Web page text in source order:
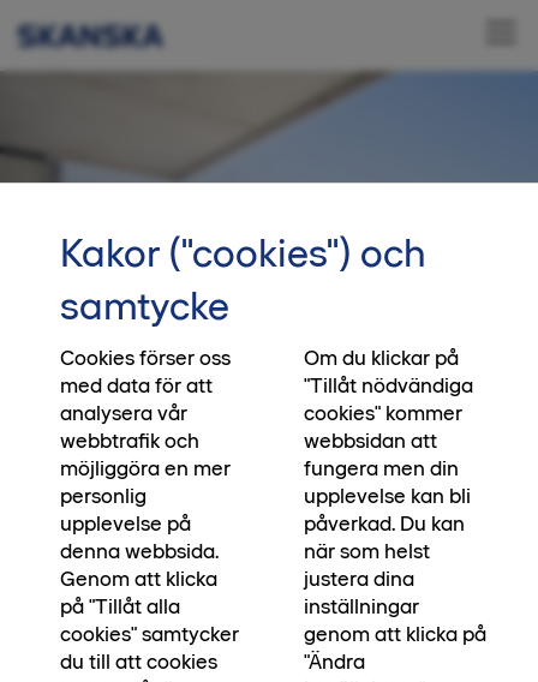
Livet på första parkett
I Horisonten har du svårslagen utsikt från
balkongen, samtidigt som du har gröna
promenadstråk utanför porten och nära till
både Limhamn och centrala Malmö.
Kakor ("cookies") och
samtycke
Cookies förser oss
med data för att
analysera vår
webbtrafik och
möjliggöra en mer
personlig
upplevelse på
denna webbsida.
Genom att klicka
på "Tillåt alla
cookies" samtycker
du till att cookies
Om du klickar på
"Tillåt nödvändiga
cookies" kommer
webbsidan att
fungera men din
upplevelse kan bli
påverkad. Du kan
när som helst
justera dina
inställningar
genom att klicka på
"Ändra